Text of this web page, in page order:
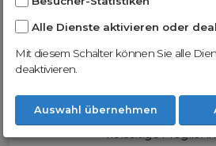
Nutze unsere Erfahrung
erleichtern wir dir
Domainhandel
vielseitige
Alle Dienste aktivieren oder
Mit diesem Schalter können Sie alle
deaktivieren.
Auswahl übernehmen